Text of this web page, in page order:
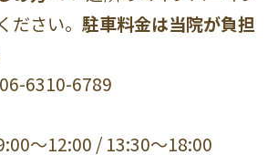
ださい。駐車料金は当院が負担
06-6310-6789
〜12:00 / 13:30〜18:00